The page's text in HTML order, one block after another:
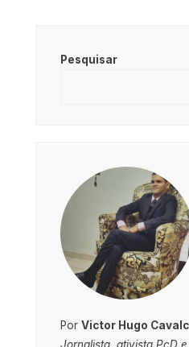
Pesquisar
Por Victor Hugo